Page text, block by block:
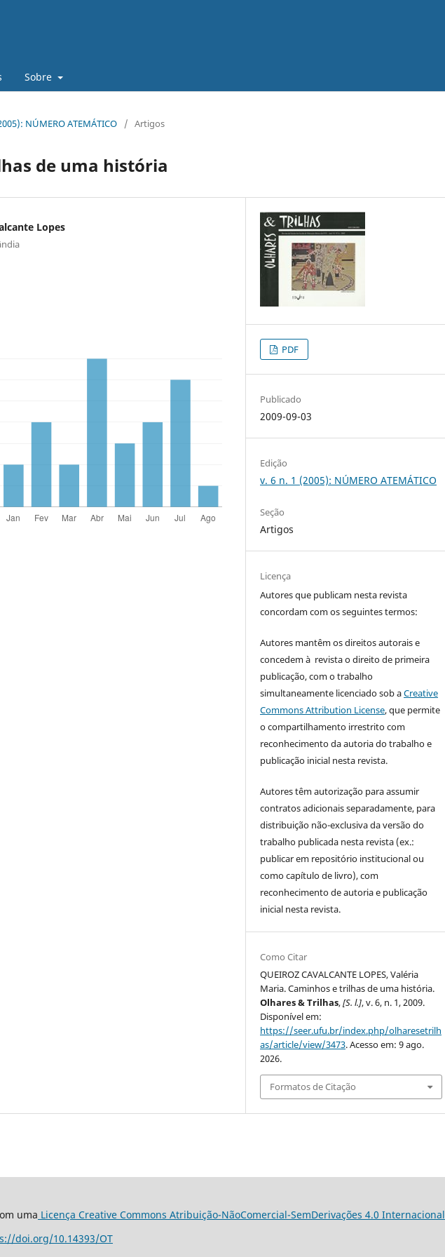
Sobre
NÚMERO ATEMÁTICO / Artigos
de uma história
Lopes
PDF
Publicado
2009-09-03
Edição
v. 6 n. 1 (2005): NÚMERO ATEMÁTICO
Seção
Artigos
Licença
Autores que publicam nesta revista
concordam com os seguintes termos:
Autores mantêm os direitos autorais e
concedem à revista o direito de primeira
publicação, com o trabalho
simultaneamente licenciado sob aCreative
Commons Attribution License, que permite
o compartilhamento irrestrito com
reconhecimento da autoria do trabalho e
publicação inicial nesta revista.
Autores têm autorização para assumir
contratos adicionais separadamente, para
distribuição não-exclusiva da versão do
trabalho publicada nesta revista (ex.:
publicar em repositório institucional ou
como capítulo de livro), com
reconhecimento de autoria e publicação
inicial nesta revista.
Como Citar
QUEIROZ CAVALCANTE LOPES, Valéria
Maria. Caminhos e trilhas de uma história.
Olhares & Trilhas,[S. l.], v. 6, n. 1, 2009.
Disponível em:
https://seer.ufu.br/index.php/olharesetrilh
as/article/view/3473. Acesso em: 9 ago.
2026.
Formatos de Citação
uma Licença Creative Commons Atribuição-NãoComercial-SemDerivações 4.0 Internacional
doi.org/10.14393/OT